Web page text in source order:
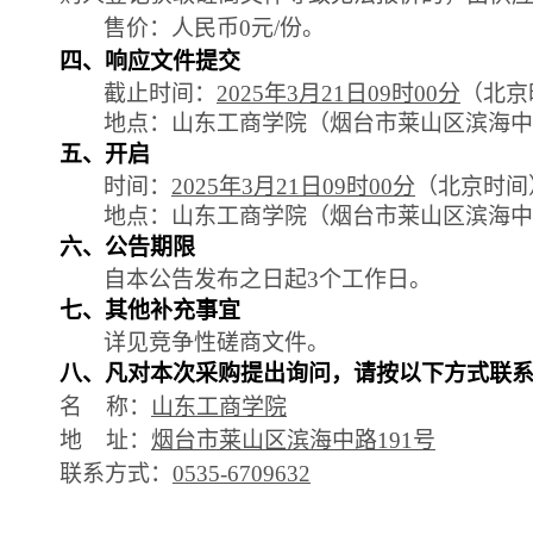
售价：人民币0元/份。
四、响应文件提交
截止时间： 2025年3月21日09时00分 （北
地点：山东工商学院（烟台市莱山区滨海
五、开启
时间 ： 2025年3月21日09时00分 （北京时
地点：山东工商学院（烟台市莱山区滨海
六、公告期限
自本公告发布之日起3个工作日。
七、 其他补充事宜
详见竞争性磋商文件。
八、凡对本次采购提出询问，请按以下方式联
名
称： 山东工商学院
地
址： 烟台市莱山区滨海中路191号
联系方式： 0535-6709632